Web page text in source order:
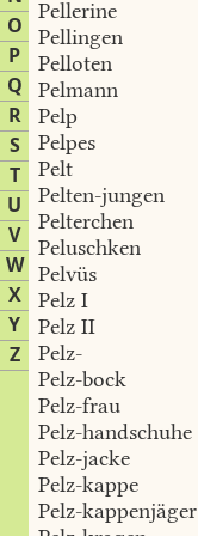
O
P
Q
R
S
T
U
V
W
X
Y
Z
Pellerine
Pellingen
Pelloten
Pelmann
Pelp
Pelpes
Pelt
Pelten-jungen
Pelterchen
Peluschken
Pelvüs
Pelz I
Pelz II
Pelz-
Pelz-bock
Pelz-frau
Pelz-handschuhe
Pelz-jacke
Pelz-kappe
Pelz-kappenjäger